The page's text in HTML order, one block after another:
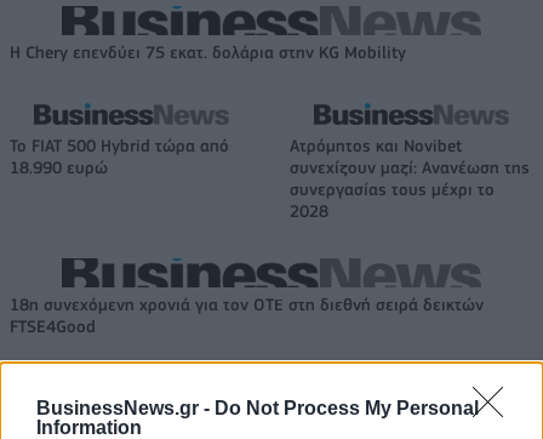
BusinessNews.gr - Do Not Process My Personal
Information
Η Chery επενδύει 75 εκατ. δολάρια στην KG Mobility
Το FIAT 500 Hybrid τώρα από
18.990 ευρώ
Ατρόμητος και Novibet
συνεχίζουν μαζί: Ανανέωση της
συνεργασίας τους μέχρι το
2028
18η συνεχόμενη χρονιά για τον ΟΤΕ στη διεθνή σειρά δεικτών
FTSE4Good
Alpha Bank: Για πρώτη φορά το Αρχαίο Θέατρο Επιδαύρου άνοιξε τις